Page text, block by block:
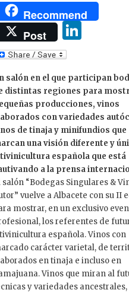
Recommend
Post
k
e
dI
n
salón en el que participan
distintas regiones para
producciones, vinos
con variedades
de tinaja y minifundios que
una visión diferente y
española que está
a la prensa
salón “Bodegas Singulares &
vuelve a Albacete con su II
mostrar, en un exclusivo
los referentes de
española. Vinos con
carácter varietal, de
en tinaja e incluso en
Vinos que miran al
y variedades ancestrales,